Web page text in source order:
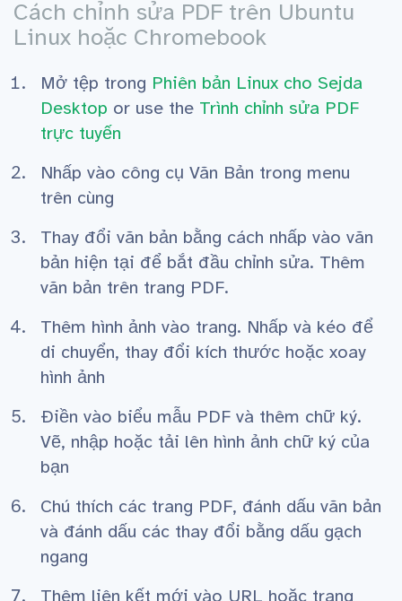
Cách chỉnh sửa PDF trên Ubuntu
Linux hoặc Chromebook
Mở tệp trong Phiên bản Linux cho Sejda
Desktop or use the Trình chỉnh sửa PDF
trực tuyến
Nhấp vào công cụ Văn Bản trong menu
trên cùng
Thay đổi văn bản bằng cách nhấp vào văn
bản hiện tại để bắt đầu chỉnh sửa. Thêm
văn bản trên trang PDF.
Thêm hình ảnh vào trang. Nhấp và kéo để
di chuyển, thay đổi kích thước hoặc xoay
hình ảnh
Điền vào biểu mẫu PDF và thêm chữ ký.
Vẽ, nhập hoặc tải lên hình ảnh chữ ký của
bạn
Chú thích các trang PDF, đánh dấu văn bản
và đánh dấu các thay đổi bằng dấu gạch
ngang
Thêm liên kết mới vào URL hoặc trang